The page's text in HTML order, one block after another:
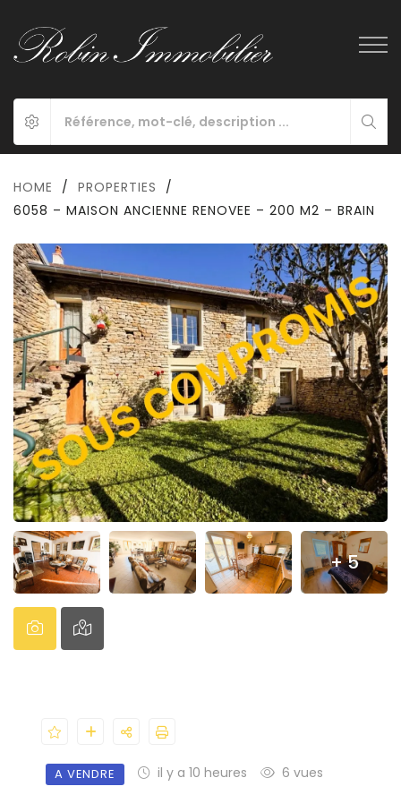
HOME / PROPERTIES
/
6058 – MAISON ANCIENNE RENOVEE – 200 M2 – BRAIN
+ 5
A VENDRE il y a 10 heures 6 vues